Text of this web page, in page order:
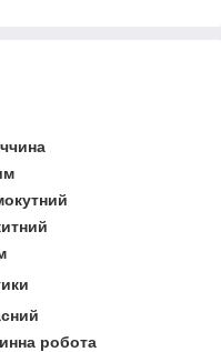
робота